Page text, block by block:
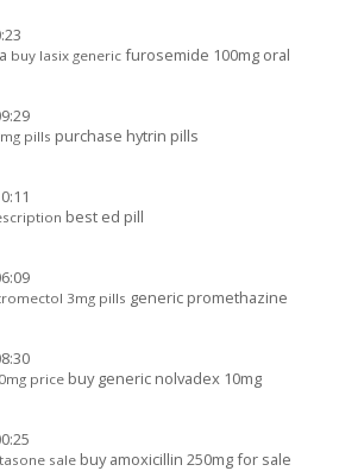
buy lasix generic furosemide 100mg oral
pills purchase hytrin pills
best ed pill
3mg pills generic promethazine
price buy generic nolvadex 10mg
sale buy amoxicillin 250mg for sale